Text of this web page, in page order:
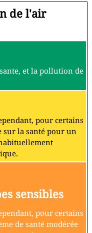
de l'air
et la pollution de
pour certains
la santé pour un
sensibles
pour certains
de santé modérée